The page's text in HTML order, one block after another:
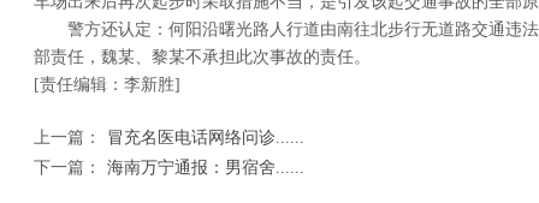
警方还认定：何阳沿曙光路人行道由南往北步行无道路交通违
部责任，魏某、黎某不承担此次事故的责任。
[责任编辑：李新胜]
上一篇：
冒充名医电话网络问诊......
下一篇：
海南万宁通报：男宿舍......